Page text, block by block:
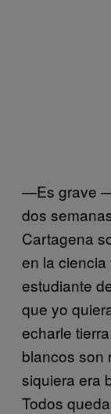
—Es grave
dos
Cartagena
en la
estudiante
que yo
echarle
blancos son
siquiera era
Todos